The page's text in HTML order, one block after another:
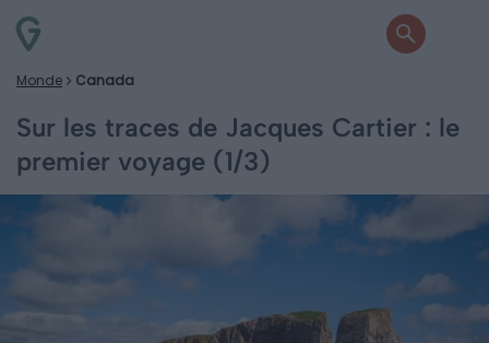
Monde Canada
Sur les traces de Jacques Cartier : le
premier voyage (1/3)